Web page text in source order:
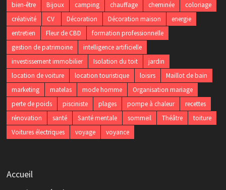
bien-être
Bijoux camping chauffage cheminée
coloriage
créativité
CV Décoration Décoration maison
energie
entretien
Fleur de CBD
formation professionnelle
gestion de patrimoine
intelligence artificielle
investissement immobilier
Isolation du toit
jardin
location de voiture
location touristique loisirs
Maillot de bain
marketing
matelas mode homme
Organisation mariage
perte de poids
pisciniste plages pompe à chaleur
recettes
rénovation
santé Santé mentale sommeil Théâtre
toiture
Voitures électriques
voyage voyance
Accueil